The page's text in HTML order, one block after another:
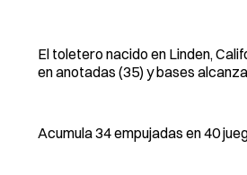
El toletero nacido en Linden,
en anotadas (35) y bases
Acumula 34 empujadas en 40